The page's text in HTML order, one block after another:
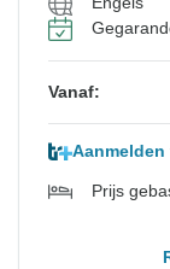
Vanaf:
Aanmelden
Prijs